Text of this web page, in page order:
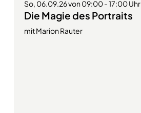
So, 06.09.26 von 09:00 - 17:00 Uhr
Die Magie des Portraits
mit Marion Rauter